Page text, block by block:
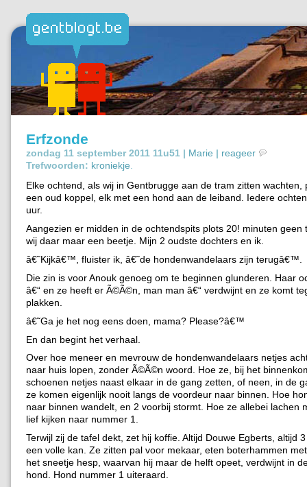
Erfzonde
zondag 11 september 2011 11u51 | Marie | reageer
Trefwoorden: kroniekje
Elke ochtend, als wij in Gentbrugge aan de tram zitten wachten,
een oud koppel, elk met een hond aan de leiband. Iedere
uur.
Aangezien er midden in de ochtendspits plots 20! minuten geen
wij daar maar een beetje. Mijn 2 oudste dochters en ik.
â€˜Kijkâ€™, fluister ik, â€˜de hondenwandelaars zijn terugâ€™.
Die zin is voor Anouk genoeg om te beginnen glunderen. Haar
â€“ en ze heeft er Ã©Ã©n, man man â€“ verdwijnt en ze komt
plakken.
â€˜Ga je het nog eens doen, mama? Please?â€™
En dan begint het verhaal.
Over hoe meneer en mevrouw de hondenwandelaars netjes
naar huis lopen, zonder Ã©Ã©n woord. Hoe ze, bij het
schoenen netjes naast elkaar in de gang zetten, of neen, in de
ze komen eigenlijk nooit langs de voordeur naar binnen. Hoe
naar binnen wandelt, en 2 voorbij stormt. Hoe ze allebei lachen
lief kijken naar nummer 1.
Terwijl zij de tafel dekt, zet hij koffie. Altijd Douwe Egberts, altijd
een volle kan. Ze zitten pal voor mekaar, eten boterhammen
het sneetje hesp, waarvan hij maar de helft opeet, verdwijnt in
hond. Hond nummer 1 uiteraard.